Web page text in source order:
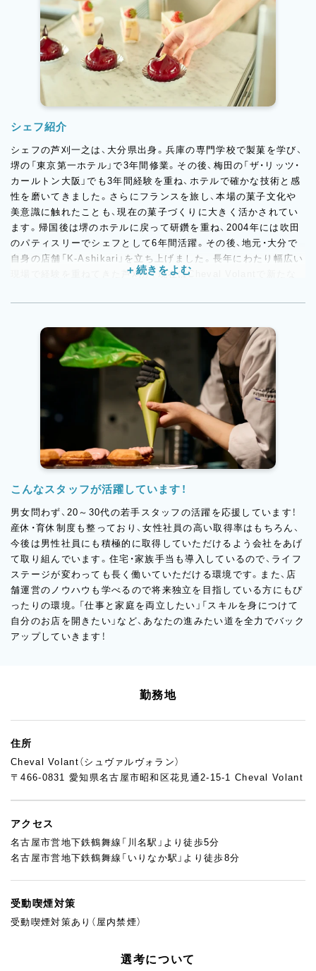
シェフ紹介
シェフの芦刈一之は、大分県出身。兵庫の専門学校で製菓を学び、
堺の「東京第一ホテル」で3年間修業。その後、梅田の「ザ・リッツ・
カールトン大阪」でも3年間経験を重ね、ホテルで確かな技術と感
性を磨いてきました。さらにフランスを旅し、本場の菓子文化や
美意識に触れたことも、現在の菓子づくりに大きく活かされてい
ます。帰国後は堺のホテルに戻って研鑽を重ね、2004年には吹田
のパティスリーでシェフとして6年間活躍。その後、地元・大分で
自身の店舗「K-Ashikari」を立ち上げました。長年にわたり幅広い
現場で経験を重ねてきた芦刈が、現在はCheval Volantで新たな
切にしながら、自身の感性を織り交ぜた、上品で印象に残る味わい
こんなスタッフが活躍しています！
男女問わず、20～30代の若手スタッフの活躍を応援しています！
産休・育休制度も整っており、女性社員の高い取得率はもちろん、
今後は男性社員にも積極的に取得していただけるよう会社をあげ
て取り組んでいます。住宅・家族手当も導入しているので、ライフ
ステージが変わっても長く働いていただける環境です。また、店
舗運営のノウハウも学べるので将来独立を目指している方にもぴ
ったりの環境。「仕事と家庭を両立したい」「スキルを身につけて
自分のお店を開きたい」など、あなたの進みたい道を全力でバック
アップしていきます！
勤務地
住所
Cheval Volant（シュヴァルヴォラン）
〒466-0831 愛知県名古屋市昭和区花見通2-15-1 Cheval Volant
アクセス
名古屋市営地下鉄鶴舞線「川名駅」より徒歩5分
名古屋市営地下鉄鶴舞線「いりなか駅」より徒歩8分
受動喫煙対策
受動喫煙対策あり（屋内禁煙）
選考について